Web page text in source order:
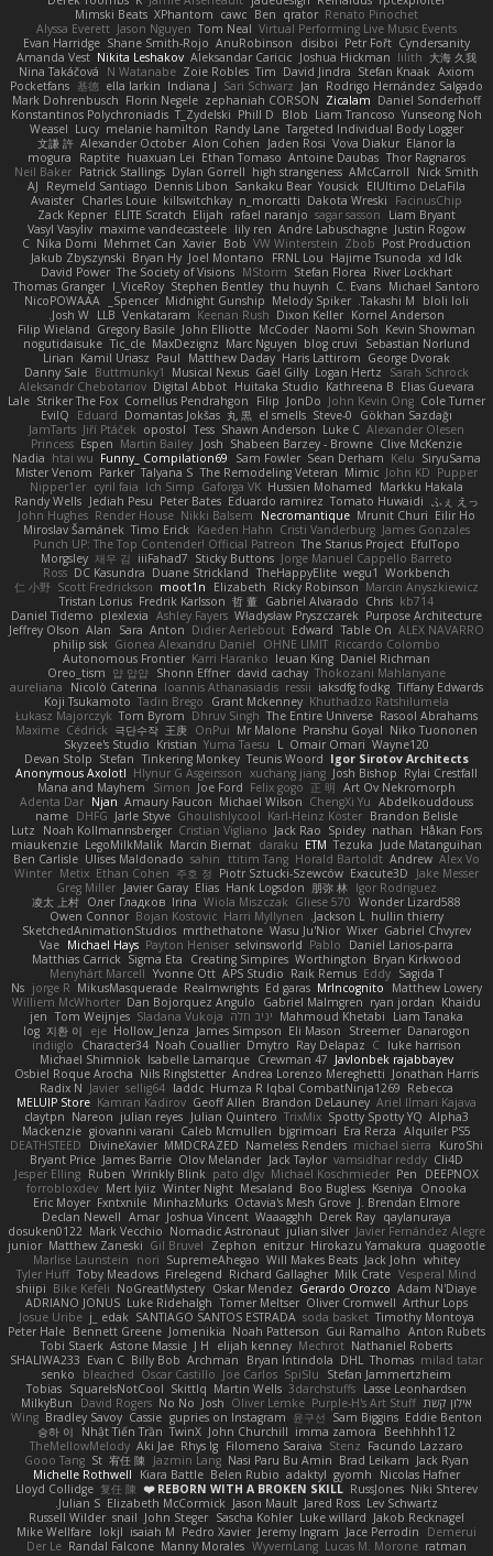
Renato Pinochet
qrator
Ben
cawc
XPhantom
Mimski Beats
Virtual Performing Live Music Events
Tom Neal
Jason Nguyen
Alyssa Everett
Cyndersanity
Petr Fořt
disiboi
AnuRobinson
Shane Smith-Rojo
Evan Harridge
大海 久我
lilith
Joshua Hickman
Aleksandar Caricic
Nikita Leshakov
Amanda Vest
Axiom
Stefan Knaak
David Jindra
Tim
Zoie Robles
N Watanabe
Nina Takáčová
Rodrigo Hernández Salgado
Jan
Sari Schwarz
Indiana J
ella larkin
基德
Pocketfans
Daniel Sonderhoff
Zicalam
zephaniah CORSON
Florin Negele
Mark Dohrenbusch
Yunseong Noh
Liam Trancoso
Blob
Phill D
T_Zydelski
Konstantinos Polychroniadis
Targeted Individual Body Logger
Randy Lane
melanie hamilton
Lucy
Weasel
Elanor la
Vova Diakur
Jaden Rosi
Alon Cohen
Alexander October
文謙 許
Thor Ragnaros
Antoine Daubas
Ethan Tomaso
huaxuan Lei
Raptite
mogura
Nick Smith
AMcCarroll
high strangeness
Dylan Gorrell
Patrick Stallings
Neil Baker
ElUltimo DeLaFila
Yousick
Sankaku Bear
Dennis Libon
Reymeld Santiago
AJ
FacinusChip
Dakota Wreski
n_morcatti
killswitchkay
Charles Louie
Avaister
Liam Bryant
sagar sasson
rafael naranjo
Elijah
ELITE Scratch
Zack Kepner
Justin Rogow
Andre Labuschagne
lily ren
maxime vandecasteele
Vasyl Vasyliv
Post Production
Zbob
VW Winterstein
Bob
Xavier
Mehmet Can
Nika Domi
C
xd Idk
Hajime Tsunoda
FRNL Lou
Joel Montano
Bryan Hy
Jakub Zbyszynski
River Lockhart
Stefan Florea
MStorm
The Society of Visions
David Power
Michael Santoro
C. Evans
thu huynh
Stephen Bentley
I_ViceRoy
Thomas Granger
bloli loli
Takashi M.
Melody Spiker
Midnight Gunship
Spencer_
NicoPOWAAA
Kornel Anderson
Dixon Keller
Keenan Rush
Venkataram
LLB
Josh W.
Kevin Showman
Naomi Soh
McCoder
John Elliotte
Gregory Basile
Filip Wieland
Sebastian Norlund
blog cruvi
Marc Nguyen
MaxDezignz
Tic_cle
nogutidaisuke
George Dvorak
Haris Lattirom
Matthew Daday
Paul
Kamil Uriasz
Lirian
Sarah Schrock
Logan Hertz
Gaël Gilly
Musical Nexus
Buttmunky1
Danny Sale
Elias Guevara
Kathreena B
Huitaka Studio
Digital Abbot
Aleksandr Chebotariov
Cole Turner
John Kevin Ong
JonDo
Filip
Cornellus Pendrahgon
Striker The Fox
Lale
Gökhan Sazdağı
Steve-0
el smells
丸 黒
Domantas Jokšas
Eduard
EvilQ
Alexander Olesen
Luke C
Shawn Anderson
Tess
opostol
Jiří Ptáček
JamTarts
Clive McKenzie
Shabeen Barzey - Browne
Josh
Martin Bailey
Espen
Princess
SiryuSama
Kelu
Sean Derham
Sam Fowler
Funny_ Compilation69
htai wu
Nadia
Pupper
John KD
Mimic
The Remodeling Veteran
Talyana S
Parker
Mister Venom
Markku Hakala
Hussien Mohamed
Gaforga VK
Ich Simp
cyril faia
Nipper1er
ふぇ えっ
Tomato Huwaidi
Eduardo ramirez
Peter Bates
Jediah Pesu
Randy Wells
Eilir Ho
Mrunit Churi
Necromantique
Nikki Balsem
Render House
John Hughes
James Gonzales
Cristi Vanderburg
Kaeden Hahn
Timo Erick
Miroslav Šamánek
EfulTopo
The Starius Project
Punch UP: The Top Contender! Official Patreon
Jorge Manuel Cappello Barreto
Sticky Buttons
iiiFahad7
재우 김
Morgsley
Workbench
wegu1
TheHappyElite
Duane Strickland
DC Kasundra
Ross
Marcin Anyszkiewicz
Ricky Robinson
Elizabeth
moot1n
Scott Fredrickson
仁 小野
kb714
Chris
Gabriel Alvarado
哲 董
Fredrik Karlsson
Tristan Lorius
Purpose Architecture
Władysław Pryszczarek
Ashley Fayers
plexlexia
Daniel Tidemo
ALEX NAVARRO
Table On
Edward
Didier Aerlebout
Anton
Sara
Alan
Jeffrey Olson
Riccardo Colombo
OHNE LIMIT
Gionea Alexandru Daniel
philip sisk
Daniel Richman
Ieuan King
Karri Haranko
Autonomous Frontier
Thokozani Mahlanyane
david cachay
Shonn Effner
얍 얍얍
Oreo_tism
Tiffany Edwards
iaksdfg fodkg
ressii
Ioannis Athanasiadis
Nicolò Caterina
aureliana
Khuthadzo Ratshilumela
Grant Mckenney
Tadin Brego
Koji Tsukamoto
Rasool Abrahams
The Entire Universe
Dhruv Singh
Tom Byrom
Łukasz Majorczyk
Niko Tuononen
Pranshu Goyal
Mr Malone
OnPui
王庚
극단수작
Cédrick
Maxime
Wayne120
Omair Omari
L
Yuma Taesu
Kristian
Skyzee's Studio
Igor Sirotov Architects
Teunis Woord
Tinkering Monkey
Stefan
Devan Stolp
Rylai Crestfall
Josh Bishop
xuchang jiang
Hlynur G Asgeirsson
Anonymous Axolotl
Art Ov Nekromorph
正 明
Felix gogo
Joe Ford
Simon
Mana and Mayhem
Abdelkouddouss
ChengXi Yu
Michael Wilson
Amaury Faucon
Njan
Adenta Dar
Brandon Belisle
Karl-Heinz Köster
Ghoulishlycool
Jarle Styve
DHFG
name
Håkan Fors
nathan
Spidey
Jack Rao
Cristian Vigliano
Noah Kollmannsberger
Lutz
Jude Matanguihan
Tezuka
ETM
daraku
Marcin Biernat
LegoMilkMalik
miaukenzie
Alex Vo
Andrew
Horald Bartoldt
ttitim Tang
sahin
Ulises Maldonado
Ben Carlisle
Jake Messer
Exacute3D
Piotr Sztucki-Szewców
주호 정
Ethan Cohen
Metix
Winter
Igor Rodriguez
朋弥 林
Hank Logsdon
Elias
Javier Garay
Greg Miller
Wonder Lizard588
Gliese 570
Wiola Miszczak
Irina
Олег Гладков
凌太 上村
hullin thierry
Jackson L.
Harri Myllynen
Bojan Kostovic
Owen Connor
Gabriel Chvyrev
Wixer
Wasu Ju'Nior
mrthethatone
SketchedAnimationStudios
Daniel Larios-parra
Pablo
selvinsworld
Payton Heniser
Michael Hays
Vae
Bryan Kirkwood
Worthington
Creating Simpires
Sigma Eta
Matthias Carrick
Sagida T
Eddy
Raik Remus
APS Studio
Yvonne Ott
Menyhárt Marcell
Matthew Lowery
MrIncognito
Ed garas
Realmwrights
MikusMasquerade
jorge R
Ns
Khaidu
ryan jordan
Gabriel Malmgren
Dan Bojorquez Angulo
Williem McWhorter
Liam Tanaka
Mahmoud Khetabi יניב חלה Sladana Vukoja
Tom Weijnjes
jen
Danarogon
Streemer
Eli Mason
James Simpson
Hollow_Jenza
eje
지환 이
log
luke harrison
C
Ray Delapaz
Dmytro
Noah Couallier
Character34
indiiglo
Javlonbek rajabbayev
Crewman 47
Isabelle Lamarque
Michael Shimniok
Jonathan Harris
Andrea Lorenzo Mereghetti
Nils Ringlstetter
Osbiel Roque Arocha
Rebecca
Humza R Iqbal CombatNinja1269
laddc
sellig64
Javier
Radix N
Ariel Ilmari Kajava
Brandon DeLauney
Geoff Allen
Kamran Kadirov
MELUIP Store
Alpha3
Spotty Spotty YQ
TrixMix
Julian Quintero
julian reyes
Nareon
claytpn
Alquiler PS5
Era Rerza
bjgrimoari
Caleb Mcmullen
giovanni varani
Mackenzie
KuroShi
michael sierra
Nameless Renders
MMDCRAZED
DivineXavier
DEATHSTEED
Cli4D
vamsidhar reddy
Jack Taylor
Olov Melander
James Barrie
Bryant Price
DEEPNOX
Pen
Michael Koschmieder
pato dlgv
Wrinkly Blink
Ruben
Jesper Elling
Onooka
Kseniya
Boo Bugless
Mesaland
Winter Night
Mert İyiiz
forrobloxdev
J. Brendan Elmore
Octavia's Mesh Grove
MinhazMurks
Fxntxnile
Eric Moyer
qaylanuraya
Derek Ray
Waaagghh
Joshua Vincent
Amar
Declan Newell
Javier Fernández Alegre
julian silver
Nomadic Astronaut
Mark Vecchio
dosuken0122
quagootle
Hirokazu Yamakura
enitzur
Zephon
Gil Bruvel
Matthew Zaneski
junior
whitey
Jack John
Will Makes Beats
SupremeAhegao
nori
Marlise Launstein
Vesperal Mind
Milk Crate
Richard Gallagher
Firelegend
Toby Meadows
Tyler Huff
Adam N'Diaye
Gerardo Orozco
Oskar Mendez
NoGreatMystery
Bike Kefeli
shiipi
Arthur Lops
Oliver Cromwell
Tomer Meltser
Luke Ridehalgh
ADRIANO JONUS
Timothy Montoya
soda basket
SANTIAGO SANTOS ESTRADA
j_ edak
Josue Uribe
Anton Rubets
Gui Ramalho
Noah Patterson
Jomenikia
Bennett Greene
Peter Hale
Nathaniel Roberts
Mechrot
elijah kenney
J H
Astone Massie
Tobi Staerk
milad tatar
Thomas
DHL
Bryan Intindola
Archman
Billy Bob
Evan C
SHALIWA233
Stefan Jammertzheim
SpiSlu
Joe Carlos
Oscar Castillo
bleached
senko
Lasse Leonhardsen
3darchstuffs
Martin Wells
Skittlq
SquareIsNotCool
Tobias
אילון קשת Purple-H's Art Stuff
Oliver Lemke
Josh
No No
David Rogers
MilkyBun
Eddie Benton
Sam Biggins
윤구선
gupries on Instagram
Cassie
Bradley Savoy
Wing
Beehhhh112
imma zamora
John Churchill
TwinX
Nhật Tiến Trần
승하 이
Facundo Lazzaro
Stenz
Filomeno Saraiva
Rhys lg
Aki Jae
TheMellowMelody
Jack Ryan
Brad Leikam
Nasi Paru Bu Amin
Jazmin Lang
宥任 陳
St
Gooo Tang
Nicolas Hafner
gyomh
adaktyl
Belen Rubio
Kiara Battle
Michelle Rothwell
Niki Shterev
RussJones
REBORN WITH A BROKEN SKILL ❤️
复任 陳
Lloyd Collidge
Lev Schwartz
Jared Ross
Jason Mault
Elizabeth McCormick
Julian S.
Jakob Recknagel
Luke willard
Sascha Kohler
John Steger
snail
Russell Wilder
Demerui
Jace Perrodin
Jeremy Ingram
Pedro Xavier
isaiah M
lokjl
Mike Wellfare
ratman
Lucas M. Morone
WyvernLang
Manny Morales
Randal Falcone
Der Le